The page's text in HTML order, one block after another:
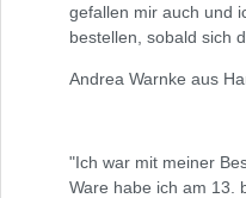
gefallen mir auch und
bestellen, sobald sich
Andrea Warnke aus
"Ich war mit meiner
Ware habe ich am 13.